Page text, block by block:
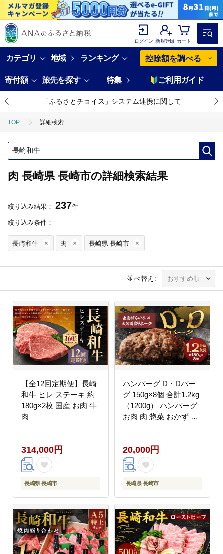
ログイン 新規登録 カート
カテゴリ 地域 ランキング 控除額を調べる
寄付額 旅先を探す 特集 ご利用ガイド
「ふるさとチョイス」システム連携に関して
TOP 詳細検索
肉 長崎県 長崎市の詳細検索結果
絞り込み結果： 237件
絞り込み条件：
長崎和牛 肉 長崎県 長崎市
並べ替え:
【全12回定期便】長崎
和牛 ヒレ ステーキ 約
180g×2枚 国産 お肉 牛
肉
314,000円
長崎県 長崎市
ハンバーグ D・Dバー
グ 150g×8個 合計1.2kg
（1200g） ハンバーグ
お肉 肉 惣菜 おかず 手
合挽き肉 8個 長崎和牛
出島ばらいろ 大西海
SPFポーク
20,000円
長崎県 長崎市